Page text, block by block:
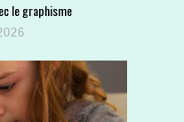
le graphisme